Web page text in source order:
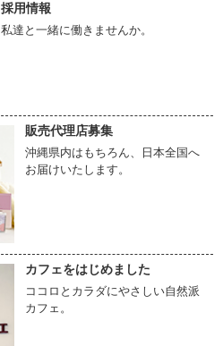
採用情報
私達と一緒に働きませんか。
販売代理店募集
沖縄県内はもちろん、日本全国へ
お届けいたします。
カフェをはじめました
ココロとカラダにやさしい自然派
カフェ。